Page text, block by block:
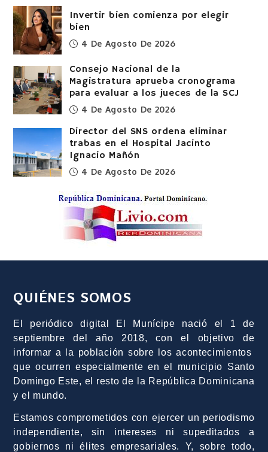
Invertir bien comienza por elegir
bien
4 De Agosto De 2026
Consejo Nacional de la
Magistratura aprueba cronograma
para evaluar a los jueces de la SCJ
4 De Agosto De 2026
Director del SNS ordena eliminar
trabas en el Hospital Jacinto
Ignacio Mañón
4 De Agosto De 2026
QUIÉNES SOMOS
El periódico digital El Munícipe nació el 1 de
septiembre del año 2018, con el objetivo de
informar a la población sobre los acontecimientos
que ocurren especialmente en el municipio Santo
Domingo Este, el resto de la República Dominicana
y el mundo.
Estamos comprometidos con ejercer un periodismo
independiente, sin intereses ni supeditados a
gobiernos ni élites empresariales. Y, sobre todo,